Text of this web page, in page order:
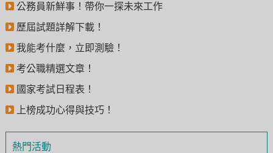
公務員新鮮事！帶你一探未來工作
歷屆試題詳解下載！
我能考什麼，立即測驗！
考公職精選文章！
國家考試日程表！
上榜成功心得與技巧！
熱門活動